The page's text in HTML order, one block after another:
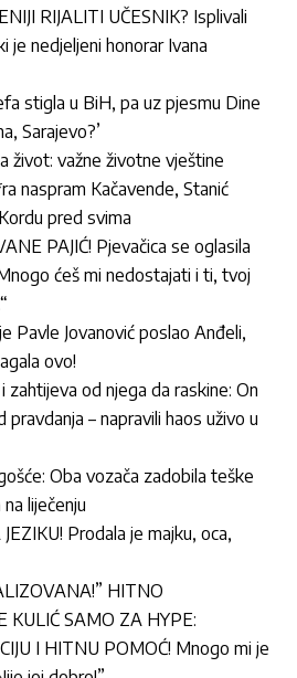
RIJALITI UČESNIK? Isplivali
je nedjeljeni honorar Ivana
stigla u BiH, pa uz pjesmu Dine
Sarajevo?’
život: važne životne vještine
naspram Kačavende, Stanić
pred svima
PAJIĆ! Pjevačica se oglasila
ćeš mi nedostajati i ti, tvoj
Pavle Jovanović poslao Anđeli,
ovo!
zahtijeva od njega da raskine: On
pravdanja – napravili haos uživo u
Oba vozača zadobila teške
liječenju
Prodala je majku, oca,
HITNO
KULIĆ SAMO ZA HYPE:
I HITNU POMOĆ! Mnogo mi je